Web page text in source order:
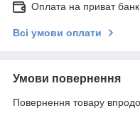
Оплата на приват
Всі умови оплати
Умови повернення
Повернення товару